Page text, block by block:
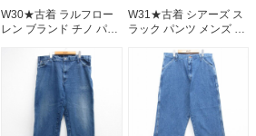
W30★古着 ラルフロー
レン ブランド チノ パン
代 90s コットン ネイビ
ー 26aug07
W31★古着 シアーズ ス
ラック パンツ メンズ 80
26aug07